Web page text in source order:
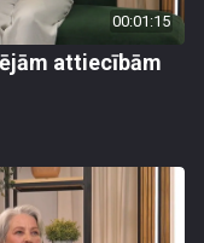
00:01:15
attiecībām